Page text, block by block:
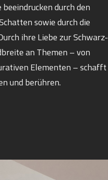
durch den
sowie durch die
ihre Liebe zur Schwarz-
an Themen – von
Elementen – schafft
und berühren.